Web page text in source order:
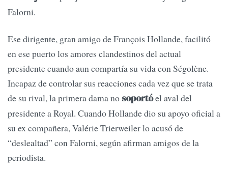
Falorni.
Ese dirigente, gran amigo de François Hollande, facilitó
en ese puerto los amores clandestinos del actual
presidente cuando aun compartía su vida con Ségolène.
Incapaz de controlar sus reacciones cada vez que se trata
de su rival, la primera dama no soportóel aval del
presidente a Royal. Cuando Hollande dio su apoyo oficial a
su ex compañera, Valérie Trierweiler lo acusó de
“deslealtad” con Falorni, según afirman amigos de la
periodista.